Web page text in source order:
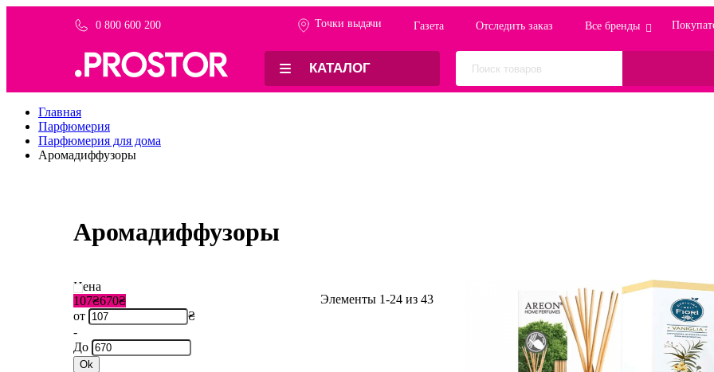
0 800 600 200 Точки выдачи Газета Отследить заказ Все бренды
КАТАЛОГ
Главная
Парфюмерия
Парфюмерия для дома
Аромадиффузоры
Аромадиффузоры
Элементы 1-24 из 43
Цена
107₴670₴
от
₴
-
До
Ok